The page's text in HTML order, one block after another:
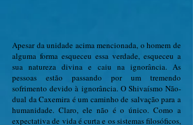
Apesar da unidade acima mencionada, o homem de
alguma forma esqueceu essa verdade, esqueceu a
sua natureza divina e caiu na ignorância. As
pessoas estão passando por um tremendo
sofrimento devido à ignorância. O Shivaísmo Não-
dual da Caxemira é um caminho de salvação para a
humanidade. Claro, ele não é o único. Como a
expectativa de vida é curta e os sistemas filosóficos,